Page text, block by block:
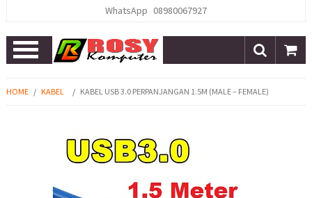
WhatsApp 08980067927
Open
Menu
HOME / KABEL / KABEL USB 3.0 PERPANJANGAN 1.5M (MALE – FEMALE)